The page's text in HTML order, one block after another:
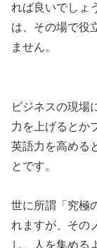
れば良いでしょ
は、その場で役
ません。
ビジネスの現場
力を上げるとか
英語力を高める
とです。
世に所謂「究極
れますが、その
し、人を集める